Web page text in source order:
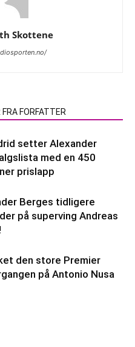
Skottene
FRA FORFATTER
setter Alexander
med en 450
prislapp
Berges tidligere
på superving Andreas
den store Premier
på Antonio Nusa